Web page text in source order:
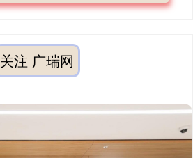
关注 广瑞网